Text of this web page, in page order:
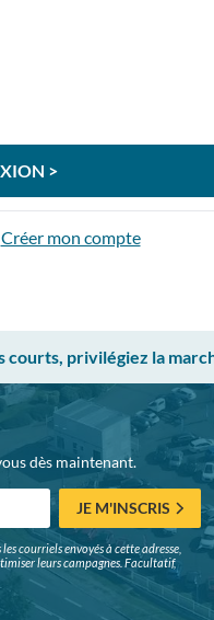
>
Créer mon compte
courts, privilégiez la
dès maintenant.
JE M'INSCRIS
courriels envoyés à cette adresse,
leurs campagnes. Facultatif,